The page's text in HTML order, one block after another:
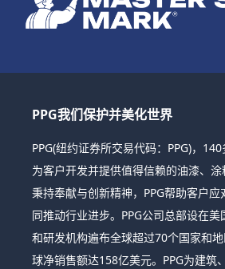
PPG我们保护并美化世界
PPG(纽约证券所交易代码：PPG)，
为客户开发并提供值得信赖的油漆、涂
秉持奉献与创新精神，PPG帮助客户
同推动行业进步。PPG公司总部设在
和研发机构遍布全球超过70个国家和
球净销售额达158亿美元。PPG为建筑